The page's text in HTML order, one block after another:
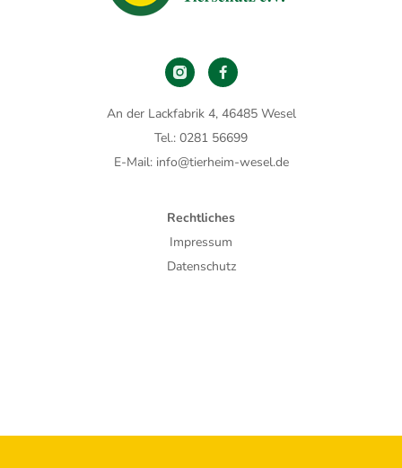
An der Lackfabrik 4, 46485 Wesel
Tel.: 0281 56699
E-Mail: info@tierheim-wesel.de
Rechtliches
Impressum
Datenschutz